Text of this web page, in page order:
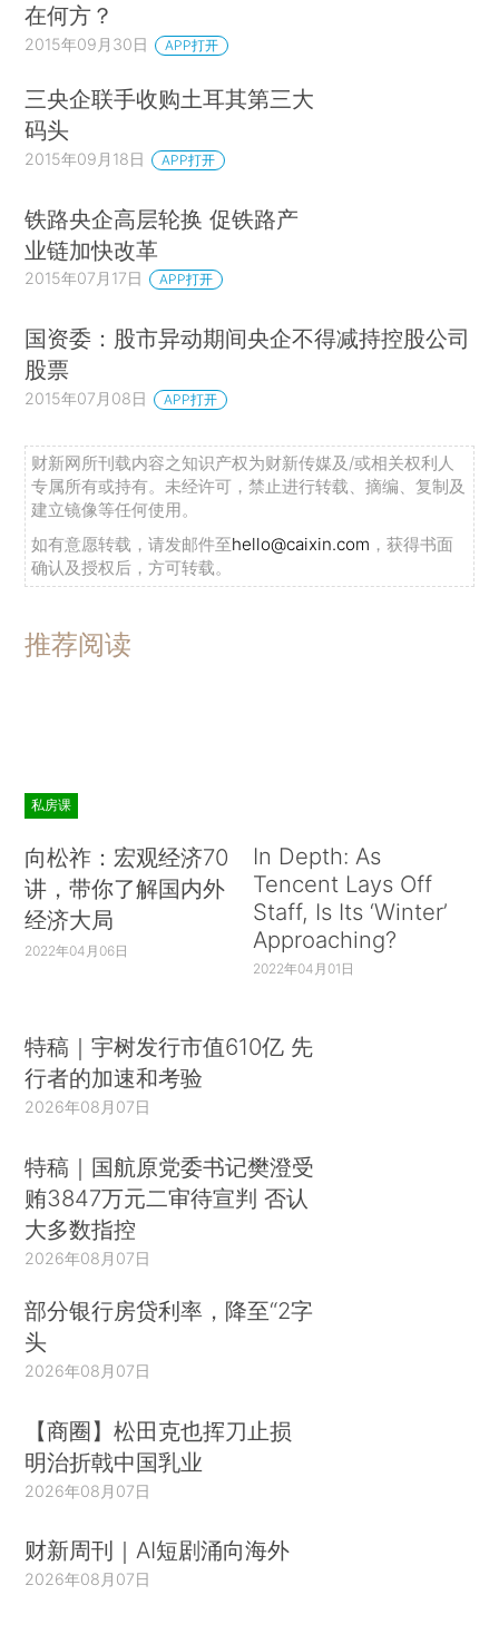
在何方？
2015年09月30日 APP打开
三央企联手收购土耳其第三大
码头
2015年09月18日 APP打开
铁路央企高层轮换 促铁路产
业链加快改革
2015年07月17日 APP打开
国资委：股市异动期间央企不得减持控股公司
股票
2015年07月08日 APP打开
财新网所刊载内容之知识产权为财新传媒及/或相关权利人
专属所有或持有。未经许可，禁止进行转载、摘编、复制及
建立镜像等任何使用。
如有意愿转载，请发邮件至hello@caixin.com ，获得书面
确认及授权后，方可转载。
推荐阅读
私房课
向松祚：宏观经济70
讲，带你了解国内外
经济大局
2022年04月06日
In Depth: As
Tencent Lays Off
Staff, Is Its ‘Winter’
Approaching?
2022年04月01日
特稿｜宇树发行市值610亿 先
行者的加速和考验
2026年08月07日
特稿｜国航原党委书记樊澄受
贿3847万元二审待宣判 否认
大多数指控
2026年08月07日
部分银行房贷利率，降至“2字
头
2026年08月07日
【商圈】松田克也挥刀止损
明治折戟中国乳业
2026年08月07日
财新周刊｜AI短剧涌向海外
2026年08月07日